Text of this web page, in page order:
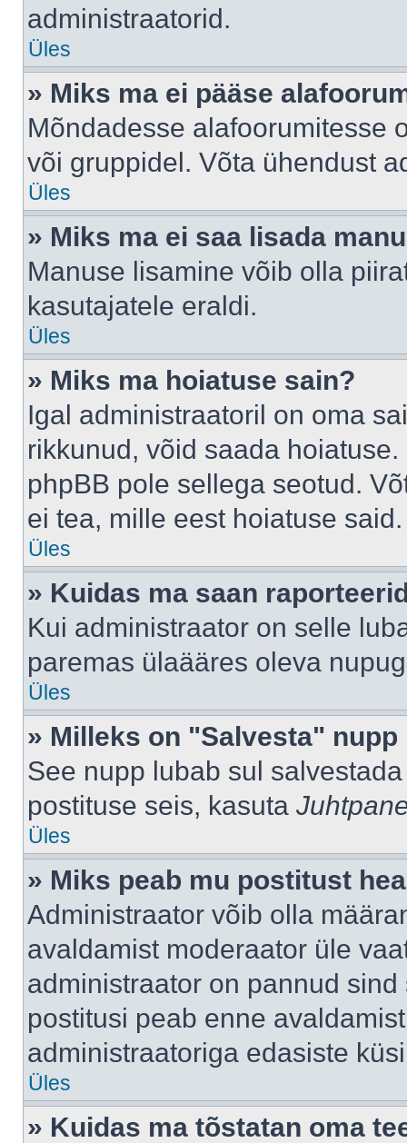
administraatorid.
Üles
» Miks ma ei pääse
Mõndadesse alafoorumitesse
või gruppidel. Võta ühendust
Üles
» Miks ma ei saa lisada
Manuse lisamine võib olla
kasutajatele eraldi.
Üles
» Miks ma hoiatuse sain?
Igal administraatoril on oma
rikkunud, võid saada
phpBB pole sellega seotud.
ei tea, mille eest hoiatuse said.
Üles
» Kuidas ma saan
Kui administraator on selle
paremas ülaääres oleva
Üles
» Milleks on "Salvesta"
See nupp lubab sul
postituse seis, kasuta
Üles
» Miks peab mu postitust
Administraator võib olla
avaldamist moderaator üle
administraator on pannud
postitusi peab enne
administraatoriga edasiste
Üles
» Kuidas ma tõstatan oma